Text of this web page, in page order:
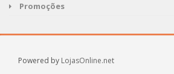
Promoções
Powered by LojasOnline.net